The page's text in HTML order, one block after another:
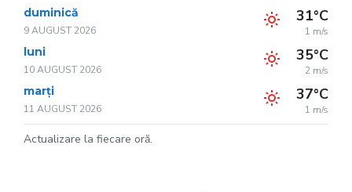
duminică
9 AUGUST 2026
31°C
1 m/s
luni
10 AUGUST 2026
35°C
2 m/s
marți
11 AUGUST 2026
37°C
1 m/s
Actualizare la fiecare oră.